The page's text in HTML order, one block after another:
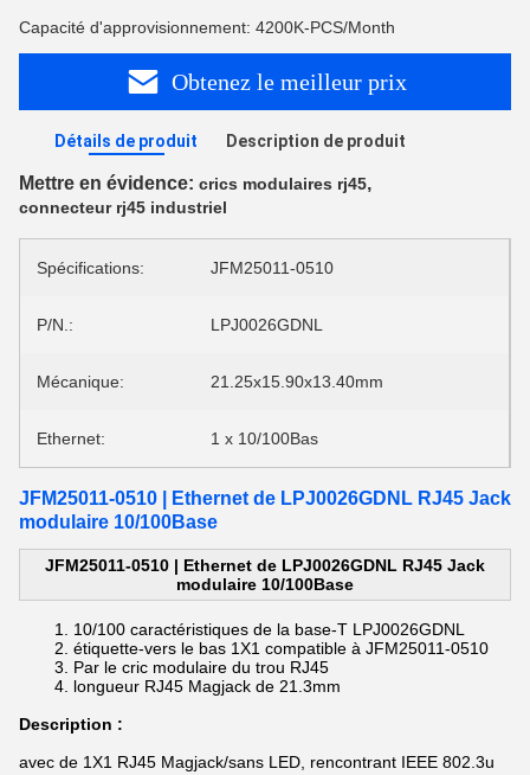
Capacité d'approvisionnement: 4200K-PCS/Month
Obtenez le meilleur prix
Détails de produit Description de produit
Mettre en évidence: crics modulaires rj45,
connecteur rj45 industriel
Spécifications: JFM25011-0510
P/N.: LPJ0026GDNL
Mécanique: 21.25x15.90x13.40mm
Ethernet: 1 x 10/100Bas
JFM25011-0510 | Ethernet de LPJ0026GDNL RJ45 Jack
modulaire 10/100Base
JFM25011-0510 | Ethernet de LPJ0026GDNL RJ45 Jack
modulaire 10/100Base
10/100 caractéristiques de la base-T LPJ0026GDNL
étiquette-vers le bas 1X1 compatible à JFM25011-0510
Par le cric modulaire du trou RJ45
longueur RJ45 Magjack de 21.3mm
Description :
avec de 1X1 RJ45 Magjack/sans LED, rencontrant IEEE 802.3u